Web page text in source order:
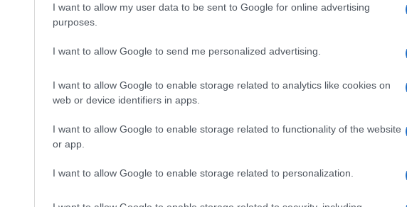
I want to allow my user data to be sent to Google for online advertising
purposes.
I want to allow Google to send me personalized advertising.
I want to allow Google to enable storage related to analytics like cookies on
web or device identifiers in apps.
I want to allow Google to enable storage related to functionality of the website
or app.
I want to allow Google to enable storage related to personalization.
ευρωπαϊκή
αυτοκινητοβιομηχανία
την κορυφή της
ο Φράνσις Οκόρο
Θεσσαλονίκη (pics)